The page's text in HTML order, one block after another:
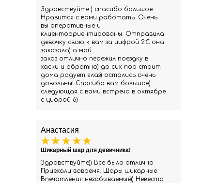
Здравствуйте ) спасибо большое.
Нравится с вами работать. Очень
вы оперативные и
клиентоориентированы. Отправила
девочку свою к вам за цифрой 2€ она
заказала) а мой
заказ отлично пережил поездку в
хаски и обратно) до сих пор стоит
дома радует глаз) остались очень
довольны! Спасибо вам большое)
следующая с вами встреча в октябре
с цифрой 6)
Анастасия
Здравствуйте)) Все было отлично
Приехали вовремя. Шары шикарные
Впечатления незабываемые)) Невеста
Шикарный шар для девичника!